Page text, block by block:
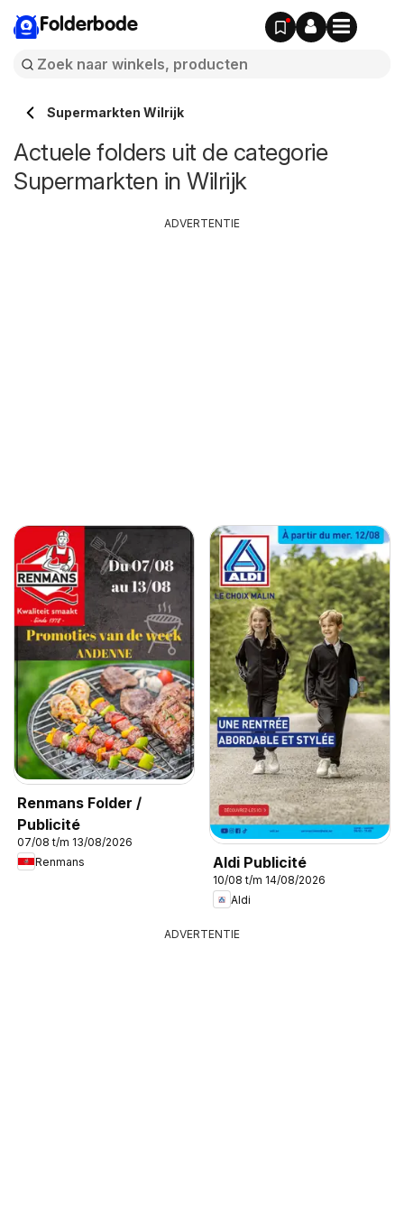
Folderbode
Supermarkten Wilrijk
Actuele folders uit de categorie
Supermarkten in Wilrijk
Renmans Folder /
Publicité
07/08 t/m 13/08/2026
Renmans
Aldi Publicité
10/08 t/m 14/08/2026
Aldi
ADVERTENTIE
ADVERTENTIE